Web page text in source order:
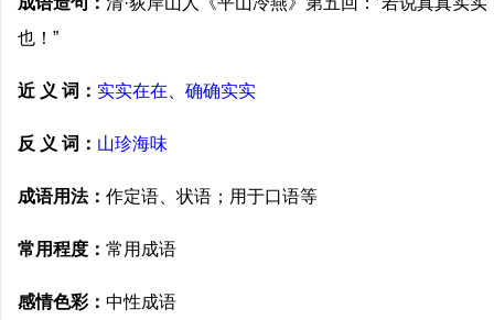
也！”
近 义 词： 实实在在 确确实实
反 义 词： 山珍海味
成语用法： 作定语、状语；用于口语等
常用程度： 常用成语
感情色彩： 中性成语